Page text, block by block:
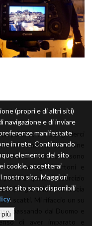
po’ di sonno per goderci
in completa solitudine
che si sentono sono
che raccoglie cartoni e
di qualche esercizio
(ha già caldo!) mi lascia
scatti. Mi rifaccio un su
passando dal Duomo e
di aver imparato e
(propri e di altri siti)
navigazione e di inviare
manifestate
in rete. Continuando
elemento del sito
cookie, accetterai
nostro sito. Maggiori
sito sono disponibili
.